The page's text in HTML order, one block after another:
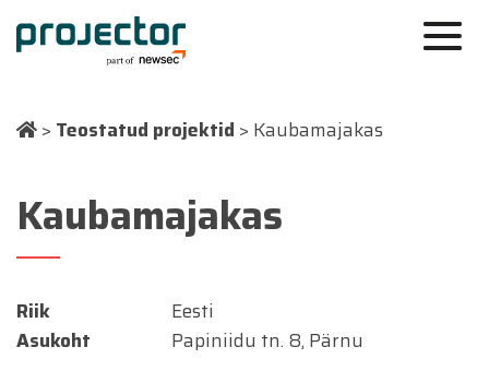
> Teostatud projektid > Kaubamajakas
Kaubamajakas
Riik
Eesti
Asukoht
Papiniidu tn. 8, Pärnu